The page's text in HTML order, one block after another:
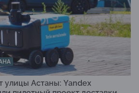
улицы Астаны: Yandex